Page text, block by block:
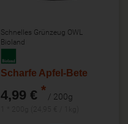
Schnelles Grünzeug OWL
Bioland
Scharfe Apfel-Bete
4,99 € * / 200g